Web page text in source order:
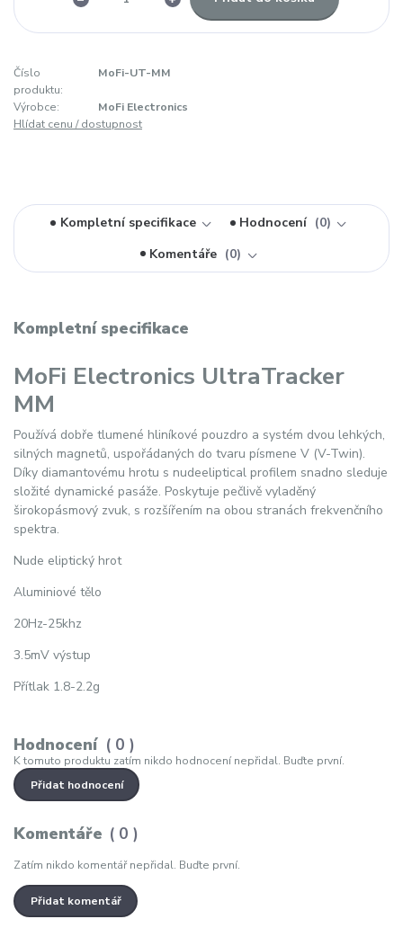
Číslo
produktu:
MoFi-UT-MM
Výrobce:
MoFi Electronics
Hlídat cenu / dostupnost
Kompletní specifikace Hodnocení
0
Komentáře
0
Kompletní specifikace
MoFi Electronics UltraTracker
MM
Používá dobře tlumené hliníkové pouzdro a systém dvou lehkých,
silných magnetů, uspořádaných do tvaru písmene V (V-Twin).
Díky diamantovému hrotu s nudeeliptical profilem snadno sleduje
složité dynamické pasáže. Poskytuje pečlivě vyladěný
širokopásmový zvuk, s rozšířením na obou stranách frekvenčního
spektra.
Nude eliptický hrot
Aluminiové tělo
20Hz-25khz
3.5mV výstup
Přítlak 1.8-2.2g
Hodnocení 0
K tomuto produktu zatím nikdo hodnocení nepřidal. Buďte první.
Přidat hodnocení
Komentáře 0
Zatím nikdo komentář nepřidal. Buďte první.
Přidat komentář